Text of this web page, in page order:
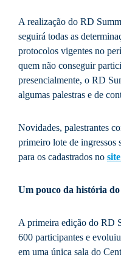
A realização do RD
seguirá todas as
protocolos vigentes no
quem não conseguir
presencialmente, o RD
algumas palestras e de
Novidades, palestrantes
primeiro lote de ingressos
para os cadastrados no
Um pouco da história
A primeira edição do RD
600 participantes e
em uma única sala do